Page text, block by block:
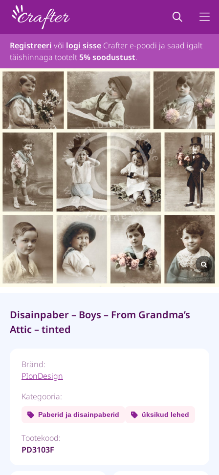
Registreeri või logi sisse Crafter e-poodi ja saad igalt
täishinnaga tootelt5% soodustust.
Disainpaber – Boys – From Grandma’s
Attic – tinted
Bränd:
PIonDesign
Kategooria:
Paberid ja disainpaberid üksikud lehed
Tootekood:
PD3103F